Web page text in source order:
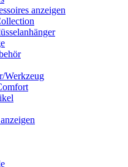
anzeigen
Werkzeug